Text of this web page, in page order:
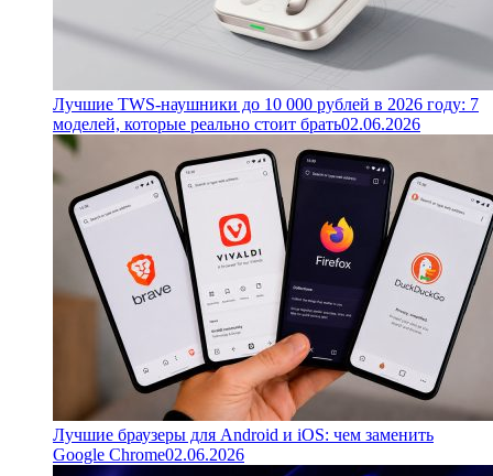
Лучшие TWS-наушники до 10 000 рублей в 2026 году: 7
моделей, которые реально стоит брать02.06.2026
Лучшие браузеры для Android и iOS: чем заменить
Google Chrome02.06.2026